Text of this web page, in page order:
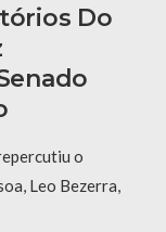
Do
o
Leo Bezerra,